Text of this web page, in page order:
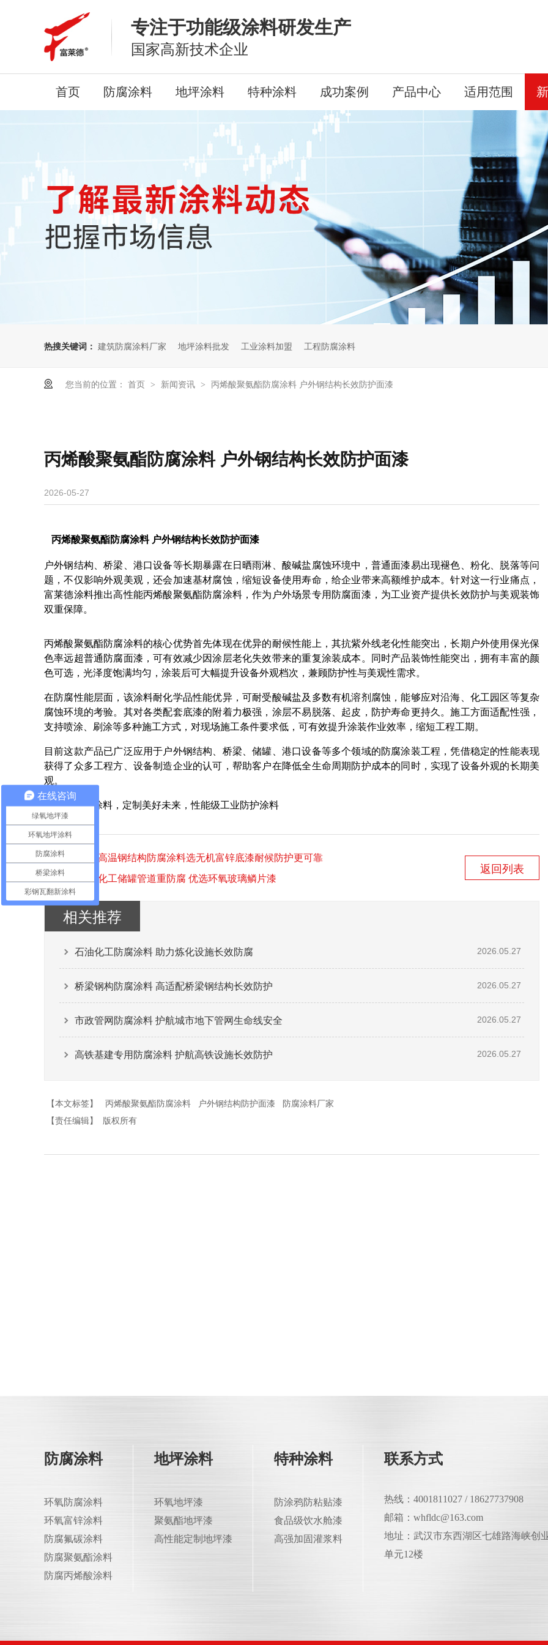
专注于功能级涂料研发生产
国家高新技术企业
首页 防腐涂料 地坪涂料 特种涂料 成功案例 产品中心 适用范围
热搜关键词： 建筑防腐涂料厂家 地坪涂料批发 工业涂料加盟 工程防腐涂料
您当前的位置： 首页 > 新闻资讯 > 丙烯酸聚氨酯防腐涂料 户外钢结构长效防护面漆
丙烯酸聚氨酯防腐涂料 户外钢结构长效防护面漆
2026-05-27
丙烯酸聚氨酯防腐涂料 户外钢结构长效防护面漆
户外钢结构、桥梁、港口设备等长期暴露在日晒雨淋、酸碱盐腐蚀环境中，普通面漆易出现褪色、粉化、脱落等问
题，不仅影响外观美观，还会加速基材腐蚀，缩短设备使用寿命，给企业带来高额维护成本。针对这一行业痛点，
富莱德涂料推出高性能丙烯酸聚氨酯防腐涂料，作为户外场景专用防腐面漆，为工业资产提供长效防护与美观装饰
双重保障。
丙烯酸聚氨酯防腐涂料的核心优势首先体现在优异的耐候性能上，其抗紫外线老化性能突出，长期户外使用保光保
色率远超普通防腐面漆，可有效减少因涂层老化失效带来的重复涂装成本。同时产品装饰性能突出，拥有丰富的颜
色可选，光泽度饱满均匀，涂装后可大幅提升设备外观档次，兼顾防护性与美观性需求。
在防腐性能层面，该涂料耐化学品性能优异，可耐受酸碱盐及多数有机溶剂腐蚀，能够应对沿海、化工园区等复杂
腐蚀环境的考验。其对各类配套底漆的附着力极强，涂层不易脱落、起皮，防护寿命更持久。施工方面适配性强，
支持喷涂、刷涂等多种施工方式，对现场施工条件要求低，可有效提升涂装作业效率，缩短工程工期。
目前这款产品已广泛应用于户外钢结构、桥梁、储罐、港口设备等多个领域的防腐涂装工程，凭借稳定的性能表现
获得了众多工程方、设备制造企业的认可，帮助客户在降低全生命周期防护成本的同时，实现了设备外观的长期美
观。
湖北富莱德涂料，定制美好未来，性能级工业防护涂料
上一篇：
高温钢结构防腐涂料选无机富锌底漆耐候防护更可靠
下一篇： 化工储罐管道重防腐 优选环氧玻璃鳞片漆
返回列表
相关推荐
石油化工防腐涂料 助力炼化设施长效防腐 2026.05.27
桥梁钢构防腐涂料 高适配桥梁钢结构长效防护 2026.05.27
市政管网防腐涂料 护航城市地下管网生命线安全 2026.05.27
高铁基建专用防腐涂料 护航高铁设施长效防护 2026.05.27
【本文标签】 丙烯酸聚氨酯防腐涂料 户外钢结构防护面漆
防腐涂料厂家
【责任编辑】
版权所有
防腐涂料
环氧防腐涂料
环氧富锌涂料
防腐氟碳涂料
防腐聚氨酯涂料
防腐丙烯酸涂料
地坪涂料
环氧地坪漆
聚氨酯地坪漆
高性能定制地坪漆
特种涂料
防涂鸦防粘贴漆
食品级饮水舱漆
高强加固灌浆料
联系方式
热线：4001811027 / 18627737908
邮箱：whfldc@163.com
地址：武汉市东西湖区七雄路海峡创
单元12楼
在线咨询
绿氧地坪漆
环氧地坪涂料
防腐涂料
桥梁涂料
彩钢瓦翻新涂料